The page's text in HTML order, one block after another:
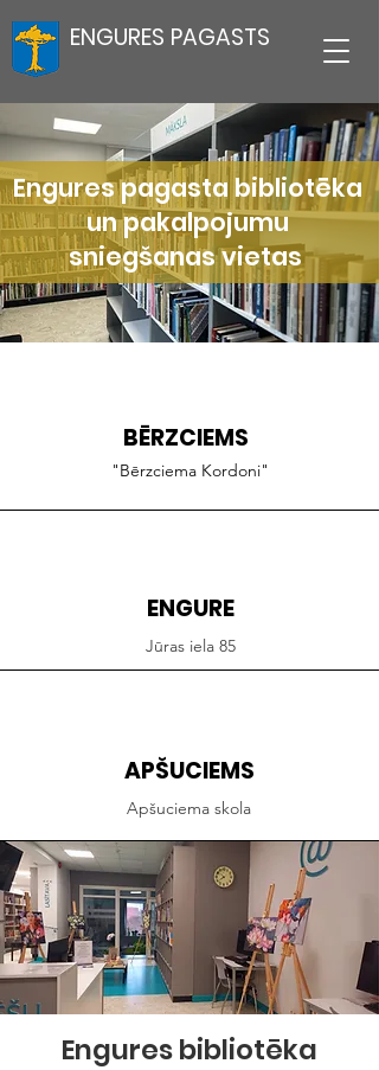
ENGURES PAGASTS
Engures pagasta bibliotēka
un pakalpojumu
sniegšanas vietas
BĒRZCIEMS
"Bērzciema Kordoni"
ENGURE
Jūras iela 85
APŠUCIEMS
Apšuciema skola
Engures bibliotēka